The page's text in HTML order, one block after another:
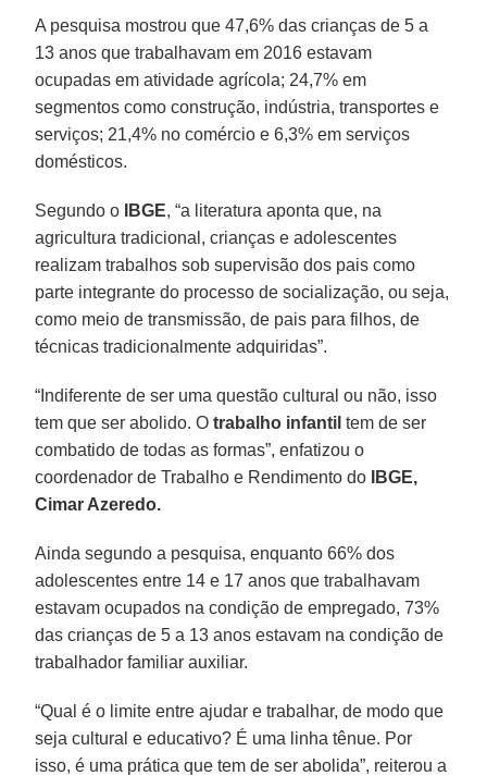
A pesquisa mostrou que 47,6% das crianças de 5 a
13 anos que trabalhavam em 2016 estavam
ocupadas em atividade agrícola; 24,7% em
segmentos como construção, indústria, transportes e
serviços; 21,4% no comércio e 6,3% em serviços
domésticos.
Segundo o IBGE, “a literatura aponta que, na
agricultura tradicional, crianças e adolescentes
realizam trabalhos sob supervisão dos pais como
parte integrante do processo de socialização, ou seja,
como meio de transmissão, de pais para filhos, de
técnicas tradicionalmente adquiridas”.
“Indiferente de ser uma questão cultural ou não, isso
tem que ser abolido. Otrabalho infantil tem de ser
combatido de todas as formas”, enfatizou o
coordenador de Trabalho e Rendimento do
IBGE,
Cimar Azeredo.
Ainda segundo a pesquisa, enquanto 66% dos
adolescentes entre 14 e 17 anos que trabalhavam
estavam ocupados na condição de empregado, 73%
das crianças de 5 a 13 anos estavam na condição de
trabalhador familiar auxiliar.
“Qual é o limite entre ajudar e trabalhar, de modo que
seja cultural e educativo? É uma linha tênue. Por
isso, é uma prática que tem de ser abolida”, reiterou a